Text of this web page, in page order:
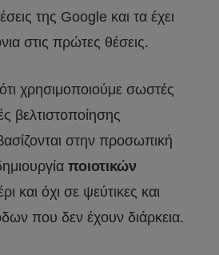
της Google και τα έχει
στις πρώτες θέσεις.
χρησιμοποιούμε σωστές
βελτιστοποίησης
στην προσωπική
ποιοτικών
και όχι σε ψεύτικες και
που δεν έχουν διάρκεια.